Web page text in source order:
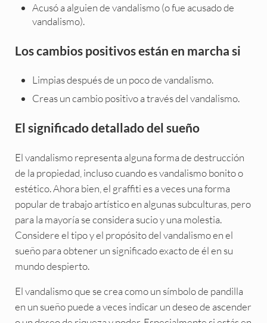
Acusó a alguien de vandalismo (o fue acusado de
vandalismo).
Los cambios positivos están en marcha si
Limpias después de un poco de vandalismo.
Creas un cambio positivo a través del vandalismo.
El significado detallado del sueño
El vandalismo representa alguna forma de destrucción
de la propiedad, incluso cuando es vandalismo bonito o
estético. Ahora bien, el graffiti es a veces una forma
popular de trabajo artístico en algunas subculturas, pero
para la mayoría se considera sucio y una molestia.
Considere el tipo y el propósito del vandalismo en el
sueño para obtener un significado exacto de él en su
mundo despierto.
El vandalismo que se crea como un símbolo de pandilla
en un sueño puede a veces indicar un deseo de ascender